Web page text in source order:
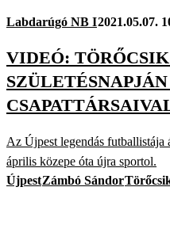
Labdarúgó NB I2021.05.07.
VIDEÓ:
Az Újpest legendás futballistája
április közepe óta újra sportol.
ÚjpestZámbó Sándor